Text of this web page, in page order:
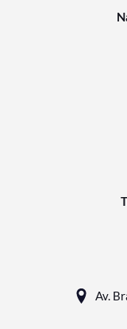
Av.